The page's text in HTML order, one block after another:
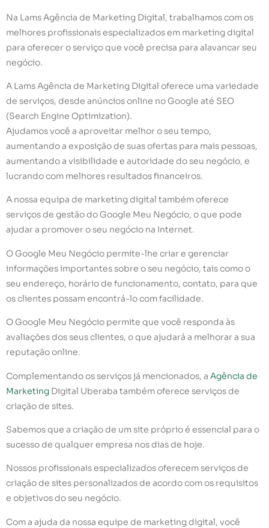
Na Lams Agência de Marketing Digital, trabalhamos com os
melhores profissionais especializados em marketing digital
para oferecer o serviço que você precisa para alavancar seu
negócio.
A Lams Agência de Marketing Digital oferece uma variedade
de serviços, desde anúncios online no Google até SEO
(Search Engine Optimization).
Ajudamos você a aproveitar melhor o seu tempo,
aumentando a exposição de suas ofertas para mais pessoas,
aumentando a visibilidade e autoridade do seu negócio, e
lucrando com melhores resultados financeiros.
A nossa equipa de marketing digital também oferece
serviços de gestão do Google Meu Negócio, o que pode
ajudar a promover o seu negócio na Internet.
O Google Meu Negócio permite-lhe criar e gerenciar
informações importantes sobre o seu negócio, tais como o
seu endereço, horário de funcionamento, contato, para que
os clientes possam encontrá-lo com facilidade.
O Google Meu Negócio permite que você responda às
avaliações dos seus clientes, o que ajudará a melhorar a sua
reputação online.
Complementando os serviços já mencionados, a Agência de
Marketing Digital Uberaba também oferece serviços de
criação de sites.
Sabemos que a criação de um site próprio é essencial para o
sucesso de qualquer empresa nos dias de hoje.
Nossos profissionais especializados oferecem serviços de
criação de sites personalizados de acordo com os requisitos
e objetivos do seu negócio.
Com a ajuda da nossa equipe de marketing digital, você